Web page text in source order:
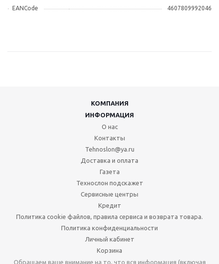
EANCode
4607809992046
КОМПАНИЯ
ИНФОРМАЦИЯ
О нас
Контакты
Tehnoslon@ya.ru
Доставка и оплата
Газета
Технослон подскажет
Сервисные центры
Кредит
Политика cookie файлов, правила сервиса и возврата товара.
Политика конфиденциальности
Личный кабинет
Корзина
Обращаем ваше внимание на то, что вся информация (включая